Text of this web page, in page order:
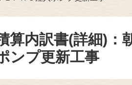
算内訳書(詳細)：
ンプ更新工事